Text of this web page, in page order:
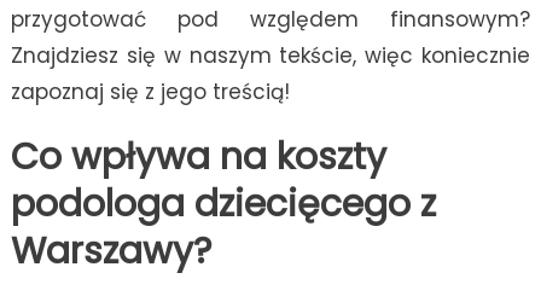
przygotować pod względem finansowym?
Znajdziesz się w naszym tekście, więc koniecznie
zapoznaj się z jego treścią!
Co wpływa na koszty
podologa dziecięcego z
Warszawy?